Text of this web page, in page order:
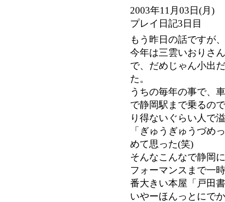
2003年11月03日(月)
プレイ日記3日目
もう昨日の話ですが
今年は三雲いおりさ
で、だめじゃん小出
た。
うちの毎年の事で、
で静岡駅まで乗るの
り得ないぐらい人で
「ぎゅうぎゅうづめ
めて思った(笑)
そんなこんなで静岡
フォーマンスまで一
番大きい本屋「戸田
いやーほんっとにで